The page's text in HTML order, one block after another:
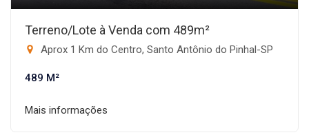
Terreno/Lote à Venda com 489m²
Aprox 1 Km do Centro, Santo Antônio do Pinhal-SP
489 M²
Mais informações